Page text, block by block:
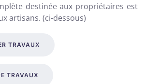
destinée aux propriétaires est
artisans. (ci-dessous)
TRAVAUX
TRAVAUX